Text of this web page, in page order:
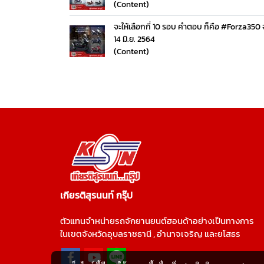
(Content)
จะให้เลือกกี่ 10 รอบ คำตอบ ก็คือ #Forza350
14 มิ.ย. 2564
(Content)
เกียรติสุรนนท์ กรุ๊ป
ตัวแทนจำหน่ายรถจักยานยนต์ฮอนด้าอย่างเป็นทางการ
ในเขตจังหวัดอุบลราชธานี , อำนาจเจริญ และยโสธร